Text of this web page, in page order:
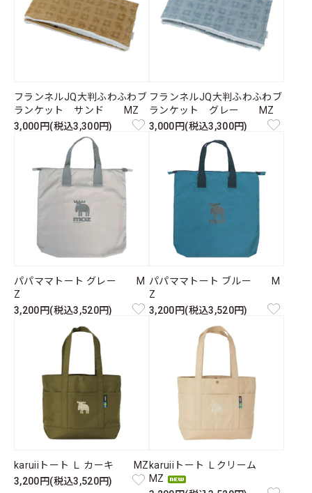
フランネルJQ大判ふわふわブ
ランケット サンド MZ
3,000円(税込3,300円)
フランネルJQ大判ふわふわブ
ランケット グレー MZ
3,000円(税込3,300円)
パパママトート グレー M
Z
3,200円(税込3,520円)
パパママトート ブルー M
Z
3,200円(税込3,520円)
karuiiトート Ｌ カーキ MZ
3,200円(税込3,520円)
karuiiトート Ｌクリーム
MZ